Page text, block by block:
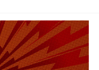
причем».
приговорили к